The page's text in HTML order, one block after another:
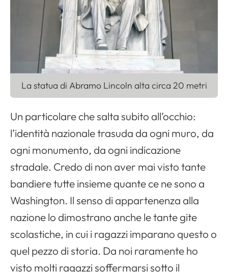
La statua di Abramo Lincoln alta circa 20 metri
Un particolare che salta subito all’occhio:
l’identità nazionale trasuda da ogni muro, da
ogni monumento, da ogni indicazione
stradale. Credo di non aver mai visto tante
bandiere tutte insieme quante ce ne sono a
Washington. Il senso di appartenenza alla
nazione lo dimostrano anche le tante gite
scolastiche, in cui i ragazzi imparano questo o
quel pezzo di storia. Da noi raramente ho
visto molti ragazzi soffermarsi sotto il